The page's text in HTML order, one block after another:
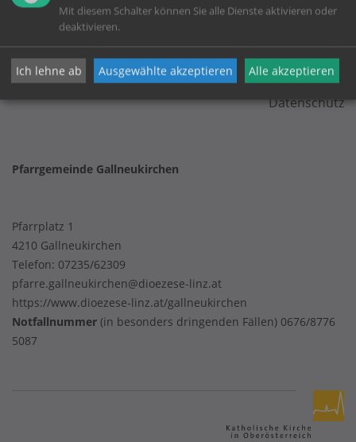
Impressum
Datenschutz
Pfarrgemeinde Gallneukirchen
Pfarrplatz 1
4210 Gallneukirchen
Telefon: 07235/62309
pfarre.gallneukirchen@dioezese-linz.at
https://www.dioezese-linz.at/gallneukirchen
Notfallnummer (in besonders dringenden Fällen) 0676/8776
5087
Mit diesem Schalter können Sie alle Dienste aktivieren oder
deaktivieren.
Ich lehne ab Ausgewählte akzeptieren Alle akzeptieren